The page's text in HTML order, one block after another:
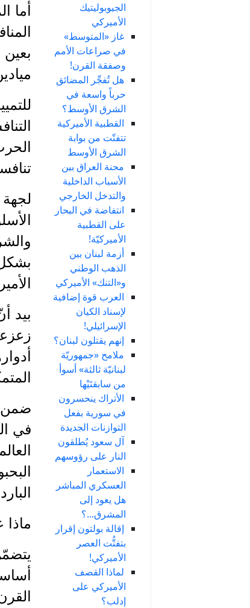
الجيوبوليتيك
الأميركي
غاز «المتوسط»
في صراعات الأمم
وصفقة القرن!
هل تُفجِّر المضائق
حرباً واسعة في
الشرق الأوسط؟
القطبية الأميركية
تتفتّت من بوابة
الشرق الأوسط
محنة العراق بين
الأسباب الداخلية
والتدخل الخارجي
انتفاضة في البحار
على القطبية
الأميركيّة!
أزمة لبنان بين
الذهب الوطني
و«التنك» الأميركي
العرب قوة إضافية
لإسناد الكيان
الإسرائيلي!
إنهم يقتلون لبنان؟
ملامح «جمهوريّة
لبنانيّة ثالثة» أسوأ
من سابقتَيْها
الأتراك ينحسرون
في سورية بفعل
التوازنات الجديدة
آل سعود يُطلقون
النار على رؤوسهم
الاستعمار
العسكري المباشر
هل يعود إلى
المشرق...؟
إقالة بولتون إقرار
بتفتُّت العصر
الأميركي!
لماذا القصف
الأميركي على
إدلب؟
أما
بعين
بيد
ضمن
في
ماذا